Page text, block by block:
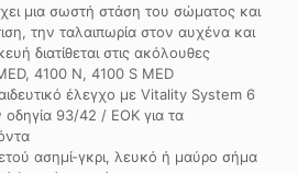
μια σωστή στάση του σώματος και
την ταλαιπωρία στον αυχένα και
διατίθεται στις ακόλουθες
4100 Ν, 4100 S MED
έλεγχο με Vitality System 6
οδηγία 93/42 / ΕΟΚ για τα
ασημί-γκρι, λευκό ή μαύρο σήμα